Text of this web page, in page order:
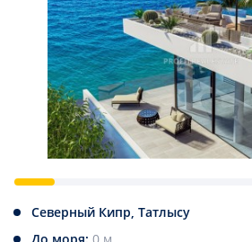
Северный Кипр, Татлысу